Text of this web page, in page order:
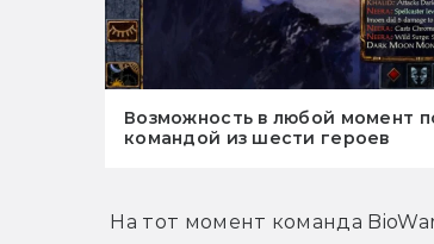
Возможность в любой момент
командой из шести героев
На тот момент команда